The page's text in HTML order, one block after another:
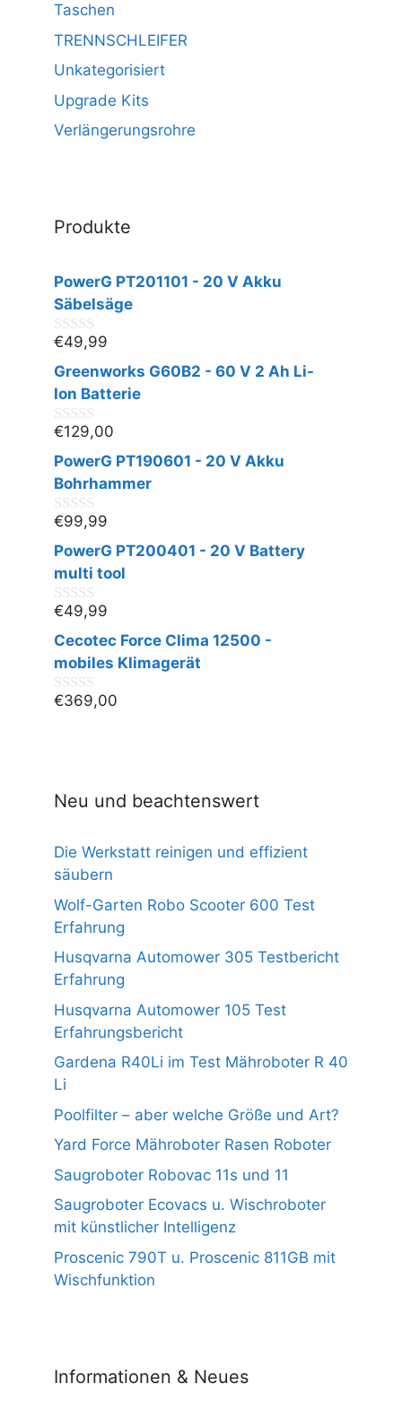
Taschen
TRENNSCHLEIFER
Unkategorisiert
Upgrade Kits
Verlängerungsrohre
Produkte
PowerG PT201101 - 20 V Akku
Säbelsäge
0
v
o
n
€49,99
Greenworks G60B2 - 60 V 2 Ah Li-
Ion Batterie
0
v
o
n
€129,00
PowerG PT190601 - 20 V Akku
Bohrhammer
0
v
o
n
€99,99
PowerG PT200401 - 20 V Battery
multi tool
0
v
o
n
€49,99
Cecotec Force Clima 12500 -
mobiles Klimagerät
0
€369,00
Neu und beachtenswert
Die Werkstatt reinigen und effizient
säubern
Wolf-Garten Robo Scooter 600 Test
Erfahrung
Husqvarna Automower 305 Testbericht
Erfahrung
Husqvarna Automower 105 Test
Erfahrungsbericht
Gardena R40Li im Test Mähroboter R 40
Li
Poolfilter – aber welche Größe und Art?
Yard Force Mähroboter Rasen Roboter
Saugroboter Robovac 11s und 11
Saugroboter Ecovacs u. Wischroboter
mit künstlicher Intelligenz
Proscenic 790T u. Proscenic 811GB mit
Wischfunktion
Informationen & Neues